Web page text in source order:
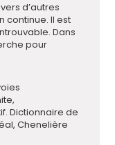
d’autres
continue. Il est
Dans
pour
Dictionnaire de
Chenelière